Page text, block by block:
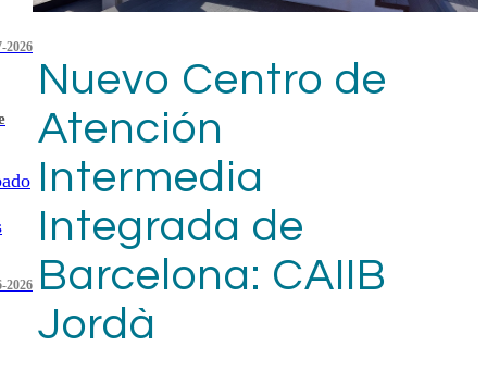
2026
2026
Nuevo Centro de
Atención
Intermedia
Integrada de
Barcelona: CAIIB
Jordà